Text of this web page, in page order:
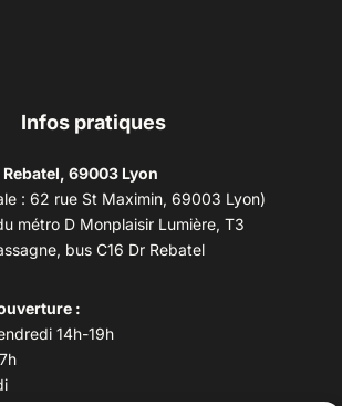
Infos pratiques
69003 Lyon
: 62 rue St Maximin, 69003 Lyon)
métro D Monplaisir Lumière, T3
bus C16 Dr Rebatel
:
14h-19h